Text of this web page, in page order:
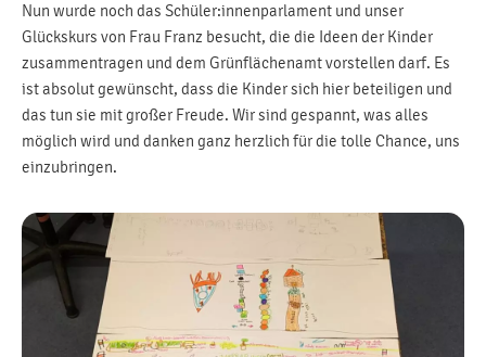
Nun wurde noch das Schüler:innenparlament und unser
Glückskurs von Frau Franz besucht, die die Ideen der Kinder
zusammentragen und dem Grünflächenamt vorstellen darf. Es
ist absolut gewünscht, dass die Kinder sich hier beteiligen und
das tun sie mit großer Freude. Wir sind gespannt, was alles
möglich wird und danken ganz herzlich für die tolle Chance, uns
einzubringen.